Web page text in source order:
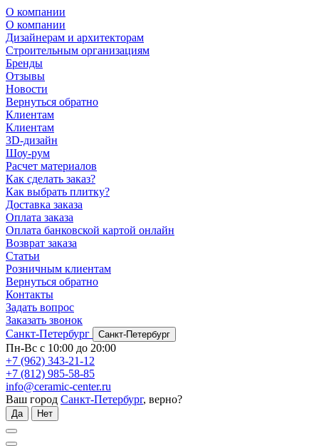
О компании
О компании
Дизайнерам и архитекторам
Строительным организациям
Бренды
Отзывы
Новости
Вернуться обратно
Клиентам
Клиентам
3D-дизайн
Шоу-рум
Расчет материалов
Как сделать заказ?
Как выбрать плитку?
Доставка заказа
Оплата заказа
Оплата банковской картой онлайн
Возврат заказа
Статьи
Розничным клиентам
Вернуться обратно
Контакты
Задать вопрос
Заказать звонок
Санкт-Петербург
Санкт-Петербург
Пн-Вс с 10:00 до 20:00
+7 (962) 343-21-12
+7 (812) 985-58-85
info@ceramic-center.ru
Ваш город Санкт-Петербург, верно?
Да Нет